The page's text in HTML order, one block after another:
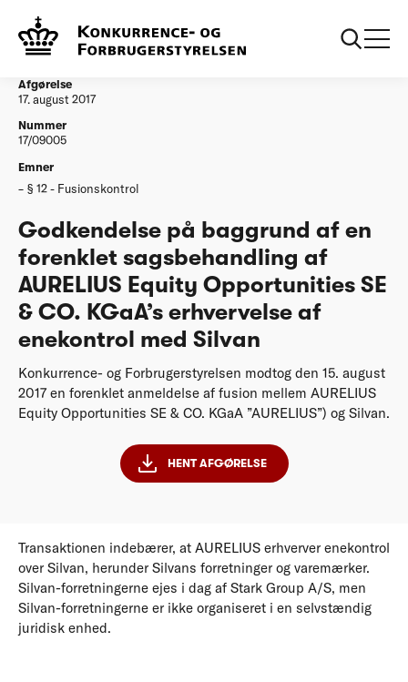
Afgørelser
forenklet sagsbehandling af AURELIUS
Afgørelse
17. august 2017
Nummer
17/09005
Emner
§ 12 - Fusionskontrol
Godkendelse på baggrund af en
forenklet sagsbehandling af
AURELIUS Equity Opportunities SE
& CO. KGaA’s erhvervelse af
enekontrol med Silvan
Konkurrence- og Forbrugerstyrelsen modtog den 15. august
2017 en forenklet anmeldelse af fusion mellem AURELIUS
Equity Opportunities SE & CO. KGaA ”AURELIUS”) og Silvan.
HENT AFGØRELSE
Transaktionen indebærer, at AURELIUS erhverver enekontrol
over Silvan, herunder Silvans forretninger og varemærker.
Silvan-forretningerne ejes i dag af Stark Group A/S, men
Silvan-forretningerne er ikke organiseret i en selvstændig
juridisk enhed.